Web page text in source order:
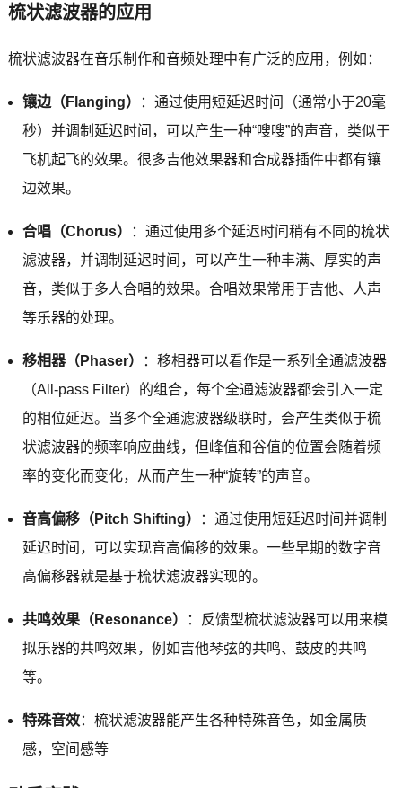
梳状滤波器的应用
梳状滤波器在音乐制作和音频处理中有广泛的应用，例如：
镶边（Flanging）
：通过使用短延迟时间（通常小于20毫
秒）并调制延迟时间，可以产生一种“嗖嗖”的声音，类似于
飞机起飞的效果。很多吉他效果器和合成器插件中都有镶
边效果。
合唱（Chorus）
：通过使用多个延迟时间稍有不同的梳状
滤波器，并调制延迟时间，可以产生一种丰满、厚实的声
音，类似于多人合唱的效果。合唱效果常用于吉他、人声
等乐器的处理。
移相器（Phaser）
：移相器可以看作是一系列全通滤波器
（All-pass Filter）的组合，每个全通滤波器都会引入一定
的相位延迟。当多个全通滤波器级联时，会产生类似于梳
状滤波器的频率响应曲线，但峰值和谷值的位置会随着频
率的变化而变化，从而产生一种“旋转”的声音。
音高偏移（Pitch Shifting）
：通过使用短延迟时间并调制
延迟时间，可以实现音高偏移的效果。一些早期的数字音
高偏移器就是基于梳状滤波器实现的。
共鸣效果（Resonance）
：反馈型梳状滤波器可以用来模
拟乐器的共鸣效果，例如吉他琴弦的共鸣、鼓皮的共鸣
等。
特殊音效：梳状滤波器能产生各种特殊音色，如金属质
感，空间感等